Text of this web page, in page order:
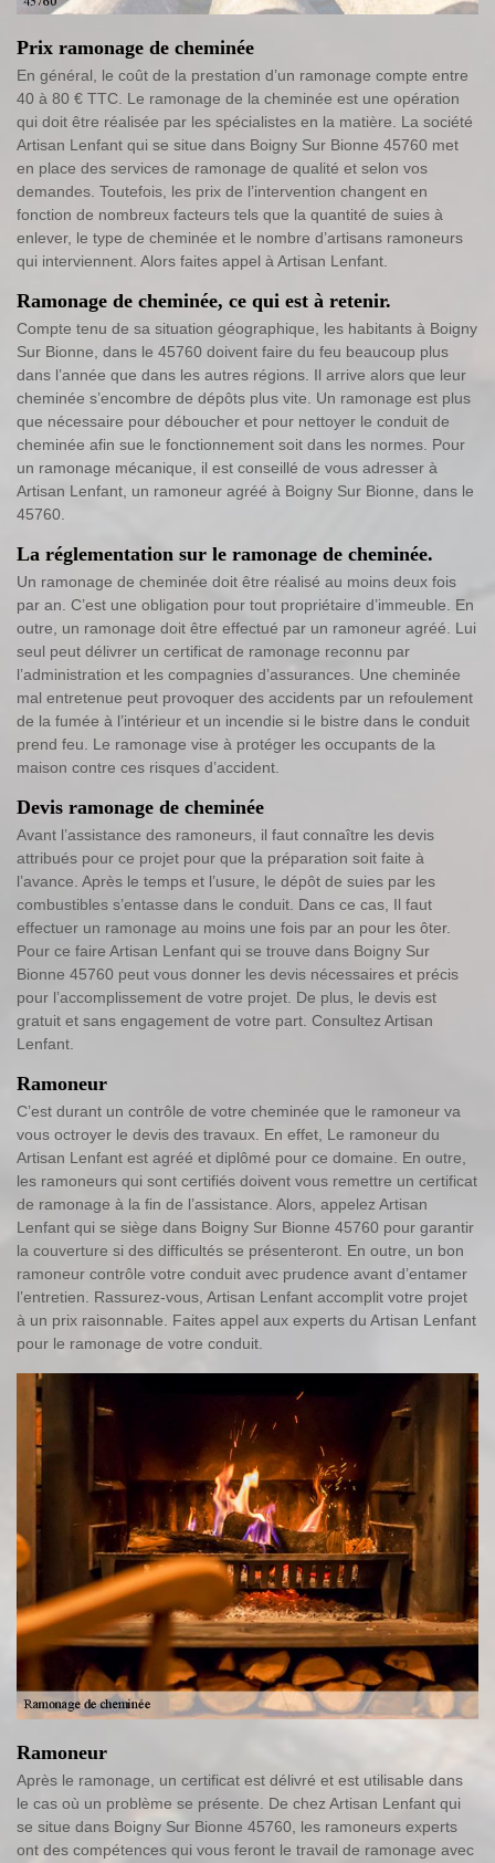
Prix ramonage de cheminée
En général, le coût de la prestation d’un ramonage compte entre
40 à 80 € TTC. Le ramonage de la cheminée est une opération
qui doit être réalisée par les spécialistes en la matière. La société
Artisan Lenfant qui se situe dans Boigny Sur Bionne 45760 met
en place des services de ramonage de qualité et selon vos
demandes. Toutefois, les prix de l’intervention changent en
fonction de nombreux facteurs tels que la quantité de suies à
enlever, le type de cheminée et le nombre d’artisans ramoneurs
qui interviennent. Alors faites appel à Artisan Lenfant.
Ramonage de cheminée, ce qui est à retenir.
Compte tenu de sa situation géographique, les habitants à Boigny
Sur Bionne, dans le 45760 doivent faire du feu beaucoup plus
dans l’année que dans les autres régions. Il arrive alors que leur
cheminée s’encombre de dépôts plus vite. Un ramonage est plus
que nécessaire pour déboucher et pour nettoyer le conduit de
cheminée afin sue le fonctionnement soit dans les normes. Pour
un ramonage mécanique, il est conseillé de vous adresser à
Artisan Lenfant, un ramoneur agréé à Boigny Sur Bionne, dans le
45760.
La réglementation sur le ramonage de cheminée.
Un ramonage de cheminée doit être réalisé au moins deux fois
par an. C’est une obligation pour tout propriétaire d’immeuble. En
outre, un ramonage doit être effectué par un ramoneur agréé. Lui
seul peut délivrer un certificat de ramonage reconnu par
l’administration et les compagnies d’assurances. Une cheminée
mal entretenue peut provoquer des accidents par un refoulement
de la fumée à l’intérieur et un incendie si le bistre dans le conduit
prend feu. Le ramonage vise à protéger les occupants de la
maison contre ces risques d’accident.
Devis ramonage de cheminée
Avant l’assistance des ramoneurs, il faut connaître les devis
attribués pour ce projet pour que la préparation soit faite à
l’avance. Après le temps et l’usure, le dépôt de suies par les
combustibles s’entasse dans le conduit. Dans ce cas, Il faut
effectuer un ramonage au moins une fois par an pour les ôter.
Pour ce faire Artisan Lenfant qui se trouve dans Boigny Sur
Bionne 45760 peut vous donner les devis nécessaires et précis
pour l’accomplissement de votre projet. De plus, le devis est
gratuit et sans engagement de votre part. Consultez Artisan
Lenfant.
Ramoneur
C’est durant un contrôle de votre cheminée que le ramoneur va
vous octroyer le devis des travaux. En effet, Le ramoneur du
Artisan Lenfant est agréé et diplômé pour ce domaine. En outre,
les ramoneurs qui sont certifiés doivent vous remettre un certificat
de ramonage à la fin de l’assistance. Alors, appelez Artisan
Lenfant qui se siège dans Boigny Sur Bionne 45760 pour garantir
la couverture si des difficultés se présenteront. En outre, un bon
ramoneur contrôle votre conduit avec prudence avant d’entamer
l’entretien. Rassurez-vous, Artisan Lenfant accomplit votre projet
à un prix raisonnable. Faites appel aux experts du Artisan Lenfant
pour le ramonage de votre conduit.
Ramoneur
Après le ramonage, un certificat est délivré et est utilisable dans
le cas où un problème se présente. De chez Artisan Lenfant qui
se situe dans Boigny Sur Bionne 45760, les ramoneurs experts
ont des compétences qui vous feront le travail de ramonage avec